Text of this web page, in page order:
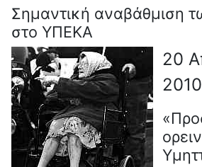
Σημαντική αναβάθμιση
στο ΥΠΕΚΑ
20